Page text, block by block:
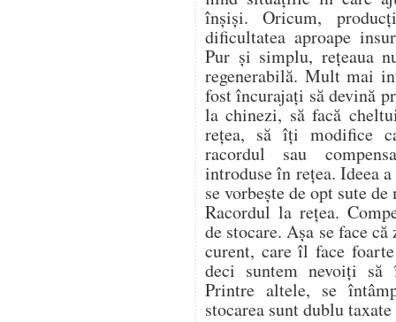
înșiși. Oricum,
dificultatea aproape
Pur și simplu, rețeaua
regenerabilă. Mult mai
fost încurajați să devină
la chinezi, să facă
rețea, să îți modifice
racordul sau
introduse în rețea. Ideea
se vorbește de opt sute
Racordul la rețea.
de stocare. Așa se face
curent, care îl face
deci suntem nevoiți să
Printre altele, se
stocarea sunt dublu